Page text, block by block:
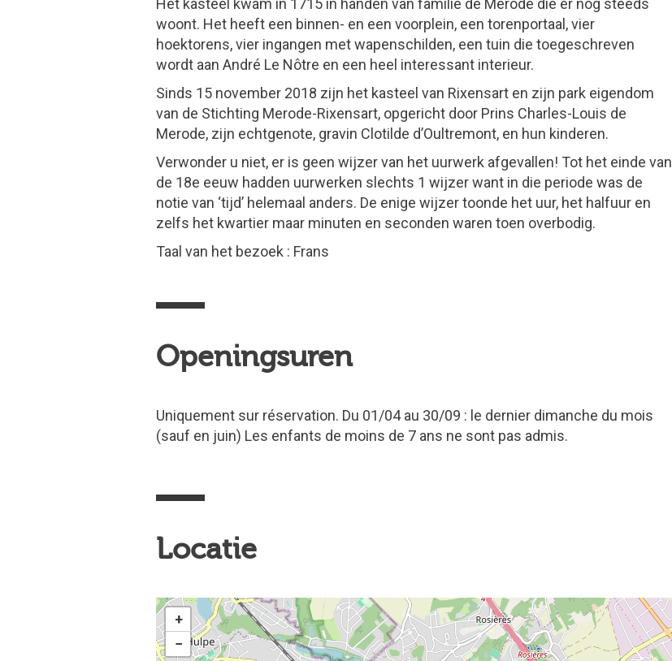
Het kasteel kwam in 1715 in handen van familie de Merode die er nog steeds
woont. Het heeft een binnen- en een voorplein, een torenportaal, vier
hoektorens, vier ingangen met wapenschilden, een tuin die toegeschreven
wordt aan André Le Nôtre en een heel interessant interieur.
Sinds 15 november 2018 zijn het kasteel van Rixensart en zijn park eigendom
van de Stichting Merode-Rixensart, opgericht door Prins Charles-Louis de
Merode, zijn echtgenote, gravin Clotilde d’Oultremont, en hun kinderen.
Verwonder u niet, er is geen wijzer van het uurwerk afgevallen! Tot het einde van
de 18e eeuw hadden uurwerken slechts 1 wijzer want in die periode was de
notie van ‘tijd’ helemaal anders. De enige wijzer toonde het uur, het halfuur en
zelfs het kwartier maar minuten en seconden waren toen overbodig.
Taal van het bezoek : Frans
Openingsuren
Uniquement sur réservation. Du 01/04 au 30/09 : le dernier dimanche du mois
(sauf en juin) Les enfants de moins de 7 ans ne sont pas admis.
Locatie
+
−